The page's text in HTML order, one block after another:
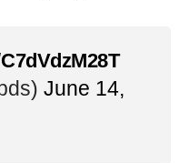
June 14,